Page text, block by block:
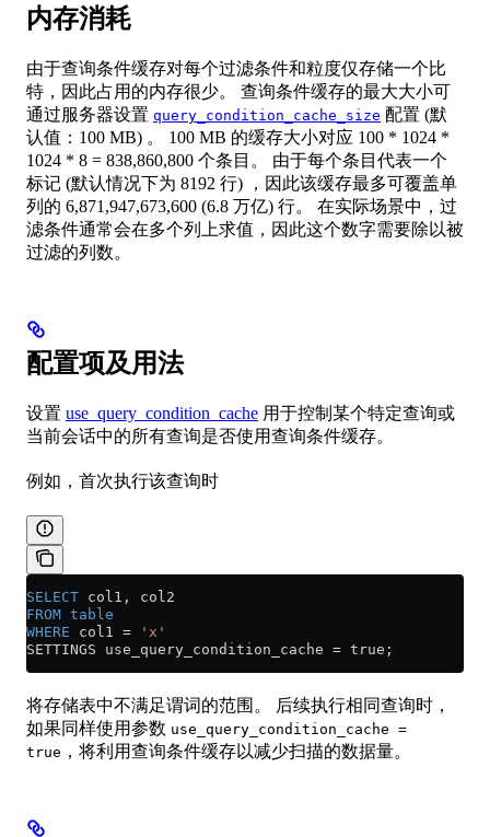
内存消耗
由于查询条件缓存对每个过滤条件和粒度仅存储一个比
特，因此占用的内存很少。 查询条件缓存的最大大小可
通过服务器设置 query_condition_cache_size 配置 (默
认值：100 MB) 。 100 MB 的缓存大小对应 100 * 1024 *
1024 * 8 = 838,860,800 个条目。 由于每个条目代表一个
标记 (默认情况下为 8192 行) ，因此该缓存最多可覆盖单
列的 6,871,947,673,600 (6.8 万亿) 行。 在实际场景中，过
滤条件通常会在多个列上求值，因此这个数字需要除以被
过滤的列数。
配置项及用法
设置 use_query_condition_cache 用于控制某个特定查询或
当前会话中的所有查询是否使用查询条件缓存。
例如，首次执行该查询时
SELECT col1, col2
FROM table
WHERE col1 = 'x'
SETTINGS use_query_condition_cache = true;
将存储表中不满足谓词的范围。 后续执行相同查询时，
如果同样使用参数 use_query_condition_cache =
true ，将利用查询条件缓存以减少扫描的数据量。